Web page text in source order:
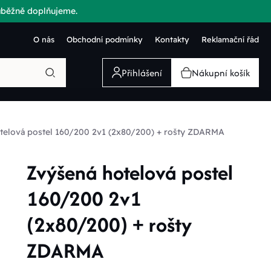
doplňujeme.
O nás Obchodní podmínky Kontakty Reklamační řád
Přihlášení Nákupní košík
postel 160/200 2v1 (2x80/200) + rošty ZDARMA
Zvýšená hotelová postel
160/200 2v1
(2x80/200) + rošty
ZDARMA